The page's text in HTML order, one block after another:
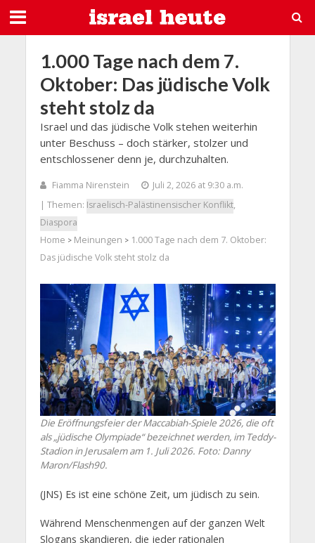
1.000 Tage nach dem 7.
Oktober: Das jüdische Volk
steht stolz da
Israel und das jüdische Volk stehen weiterhin
unter Beschuss – doch stärker, stolzer und
entschlossener denn je, durchzuhalten.
Fiamma Nirenstein
Juli 2, 2026 at 9:30 a.m.
| Themen: Israelisch-Palästinensischer Konflikt,
Diaspora
Home > Meinungen > 1.000 Tage nach dem 7. Oktober:
Das jüdische Volk steht stolz da
Die Eröffnungsfeier der Maccabiah-Spiele 2026, die oft
als „jüdische Olympiade“ bezeichnet werden, im Teddy-
Stadion in Jerusalem am 1. Juli 2026. Foto: Danny
Maron/Flash90.
(JNS) Es ist eine schöne Zeit, um jüdisch zu sein.
Während Menschenmengen auf der ganzen Welt
Slogans skandieren, die jeder rationalen